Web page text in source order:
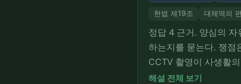
헌법 제19조 대체역의
정답 4 근거. 양심의
하는지를 묻는다. 쟁
CCTV 촬영이 사생활
대체복무를 거부하고
해설 전체 보기